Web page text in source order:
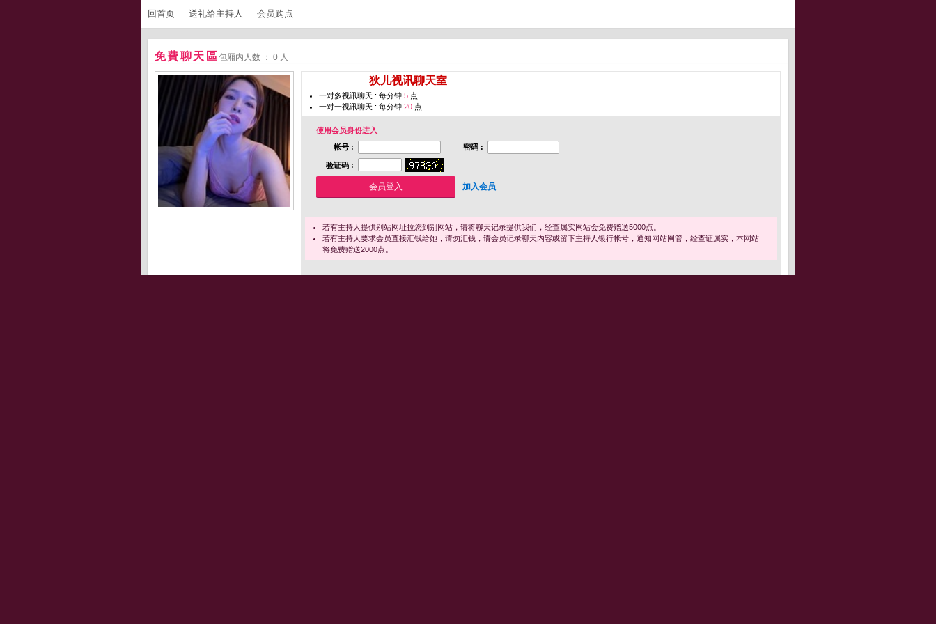
回首页 送礼给主持人 会员购点
免費聊天區包厢内人数 ： 0 人
狄儿视讯聊天室
一对多视讯聊天 : 每分钟 5 点
一对一视讯聊天 : 每分钟 20 点
使用会员身份进入
帐号 :
密码 :
验证码 :
加入会员
若有主持人提供别站网址拉您到别网站，请将聊天记录提供我们，经查属实网站会免费赠送5000点。
若有主持人要求会员直接汇钱给她，请勿汇钱，请会员记录聊天内容或留下主持人银行帐号，通知网站网管，经查证属实，本网站
将免费赠送2000点。